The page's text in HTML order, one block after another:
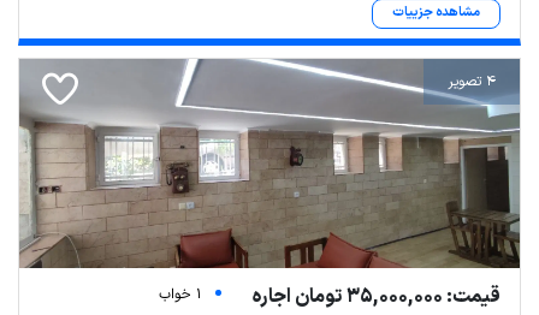
مشاهده جزییات
4 تصویر
قیمت: 35,000,000 تومان اجاره
1 خواب